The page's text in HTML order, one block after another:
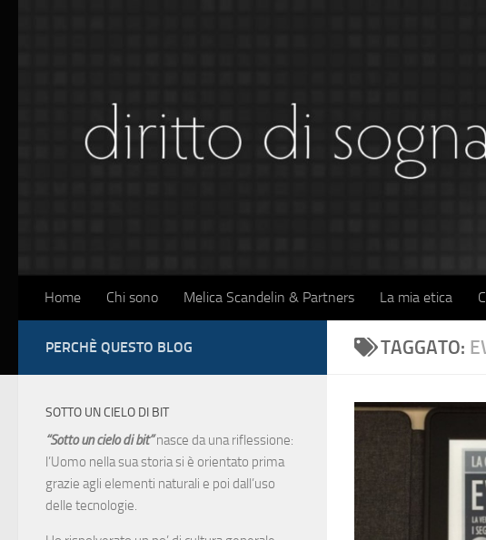
Home Chi sono Melica Scandelin & Partners La mia etica
TAGGATO:
PERCHÈ QUESTO BLOG
SOTTO UN CIELO DI BIT
“Sotto un cielo di bit”nasce da una riflessione:
l’Uomo nella sua storia si è orientato prima
grazie agli elementi naturali e poi dall’uso
delle tecnologie.